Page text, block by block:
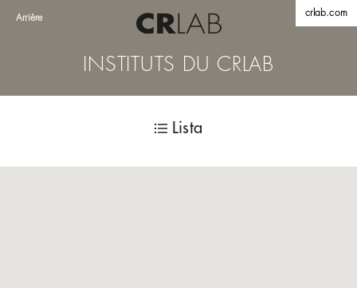
Arrière crlab.com
INSTITUTS DU CRLAB
Lista